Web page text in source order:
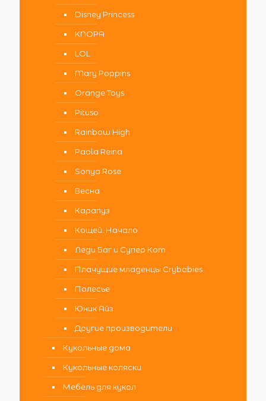
Disney Princess
KNOPA
LOL
Mary Poppins
Orange Toys
Pituso
Rainbow High
Paola Reina
Sonya Rose
Весна
Карапуз
Кощей. Начало
Леди Баг и Супер Кот
Плачущие младенцы Crybabies
Полесье
Юник Айз
Другие производители
Кукольные дома
Кукольные коляски
Мебель для кукол